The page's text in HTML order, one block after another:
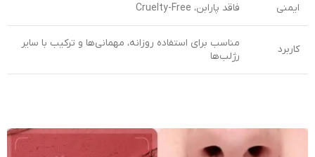
ایمنی فاقد پارابن، Cruelty-Free
کاربرد
مناسب برای استفاده روزانه، مهمانی‌ها و ترکیب با سایر
رژلب‌ها